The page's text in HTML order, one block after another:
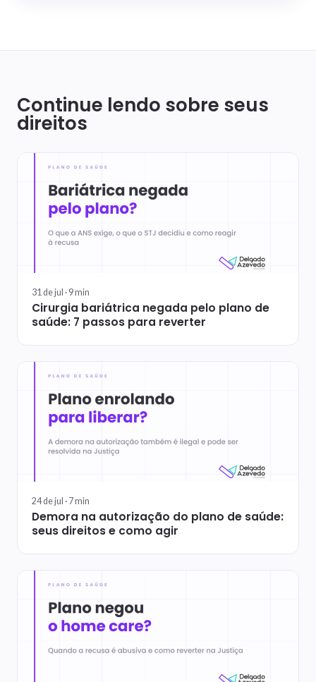
Continue lendo sobre seus
direitos
31 de jul · 9min
Cirurgia bariátrica negada pelo plano de
saúde: 7 passos para reverter
24 de jul · 7min
Demora na autorização do plano de saúde:
seus direitos e como agir